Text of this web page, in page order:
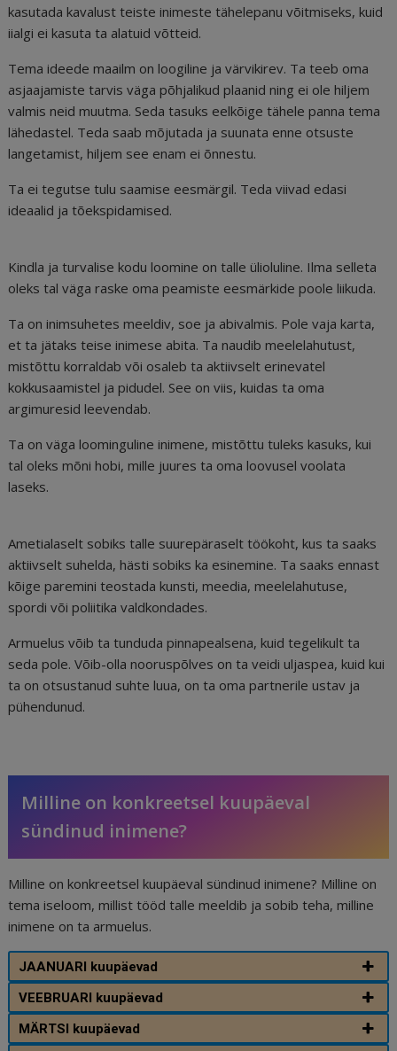
kasutada kavalust teiste inimeste tähelepanu võitmiseks, kuid
iialgi ei kasuta ta alatuid võtteid.
Tema ideede maailm on loogiline ja värvikirev. Ta teeb oma
asjaajamiste tarvis väga põhjalikud plaanid ning ei ole hiljem
valmis neid muutma. Seda tasuks eelkõige tähele panna tema
lähedastel. Teda saab mõjutada ja suunata enne otsuste
langetamist, hiljem see enam ei õnnestu.
Ta ei tegutse tulu saamise eesmärgil. Teda viivad edasi
ideaalid ja tõekspidamised.
Kindla ja turvalise kodu loomine on talle ülioluline. Ilma selleta
oleks tal väga raske oma peamiste eesmärkide poole liikuda.
Ta on inimsuhetes meeldiv, soe ja abivalmis. Pole vaja karta,
et ta jätaks teise inimese abita. Ta naudib meelelahutust,
mistõttu korraldab või osaleb ta aktiivselt erinevatel
kokkusaamistel ja pidudel. See on viis, kuidas ta oma
argimuresid leevendab.
Ta on väga loominguline inimene, mistõttu tuleks kasuks, kui
tal oleks mõni hobi, mille juures ta oma loovusel voolata
laseks.
Ametialaselt sobiks talle suurepäraselt töökoht, kus ta saaks
aktiivselt suhelda, hästi sobiks ka esinemine. Ta saaks ennast
kõige paremini teostada kunsti, meedia, meelelahutuse,
spordi või poliitika valdkondades.
Armuelus võib ta tunduda pinnapealsena, kuid tegelikult ta
seda pole. Võib-olla nooruspõlves on ta veidi uljaspea, kuid kui
ta on otsustanud suhte luua, on ta oma partnerile ustav ja
pühendunud.
Milline on konkreetsel kuupäeval
sündinud inimene?
Milline on konkreetsel kuupäeval sündinud inimene? Milline on
tema iseloom, millist tööd talle meeldib ja sobib teha, milline
inimene on ta armuelus.
JAANUARI kuupäevad
VEEBRUARI kuupäevad
MÄRTSI kuupäevad